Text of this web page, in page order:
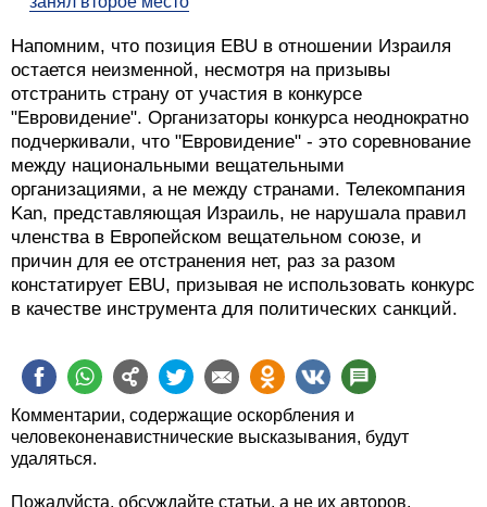
Напомним, что позиция EBU в отношении Израиля
остается неизменной, несмотря на призывы
отстранить страну от участия в конкурсе
"Евровидение". Организаторы конкурса неоднократно
подчеркивали, что "Евровидение" - это соревнование
между национальными вещательными
организациями, а не между странами. Телекомпания
Kan, представляющая Израиль, не нарушала правил
членства в Европейском вещательном союзе, и
причин для ее отстранения нет, раз за разом
констатирует EBU, призывая не использовать конкурс
в качестве инструмента для политических санкций.
Комментарии, содержащие оскорбления и
человеконенавистнические высказывания, будут
удаляться.
Пожалуйста, обсуждайте статьи, а не их авторов.